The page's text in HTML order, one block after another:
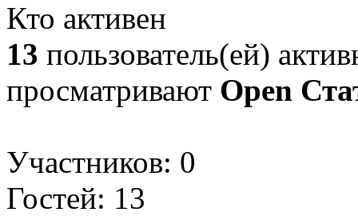
Кто активен
13 пользователь(ей)
просматривают Open
Участников: 0
Гостей: 13